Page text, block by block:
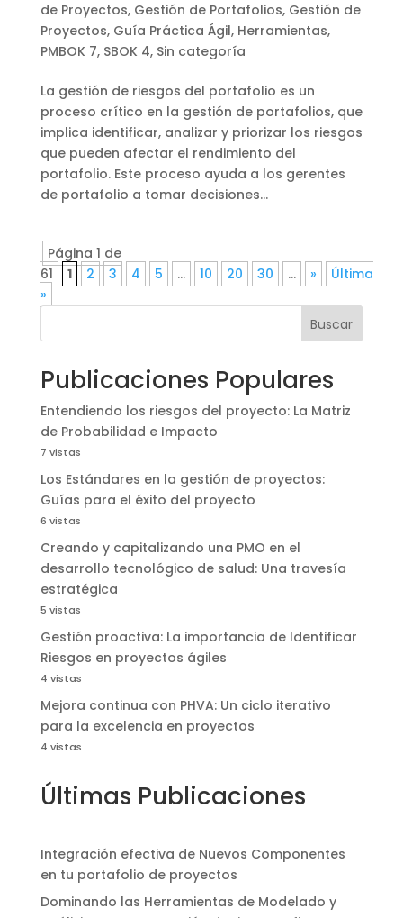
de Proyectos, Gestión de Portafolios, Gestión de
Proyectos, Guía Práctica Ágil, Herramientas,
PMBOK 7, SBOK 4, Sin categoría
La gestión de riesgos del portafolio es un
proceso crítico en la gestión de portafolios, que
implica identificar, analizar y priorizar los riesgos
que pueden afectar el rendimiento del
portafolio. Este proceso ayuda a los gerentes
de portafolio a tomar decisiones...
Página 1 de
61
1 2 3 4 5 ... 10 20 30 ... »
Última
»
Buscar
Publicaciones Populares
Entendiendo los riesgos del proyecto: La Matriz
de Probabilidad e Impacto
7 vistas
Los Estándares en la gestión de proyectos:
Guías para el éxito del proyecto
6 vistas
Creando y capitalizando una PMO en el
desarrollo tecnológico de salud: Una travesía
estratégica
5 vistas
Gestión proactiva: La importancia de Identificar
Riesgos en proyectos ágiles
4 vistas
Mejora continua con PHVA: Un ciclo iterativo
para la excelencia en proyectos
4 vistas
Últimas Publicaciones
Integración efectiva de Nuevos Componentes
en tu portafolio de proyectos
Dominando las Herramientas de Modelado y